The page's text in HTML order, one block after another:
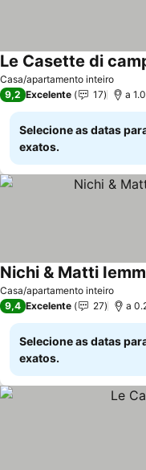
Casa/apartamento inteiro
Le Casette di
9,2 Excelente 17 a
Selecione as datas
exatos.
Casa/apartamento inteiro
Nichi & Matti
9,4 Excelente 27 a
Selecione as datas
exatos.